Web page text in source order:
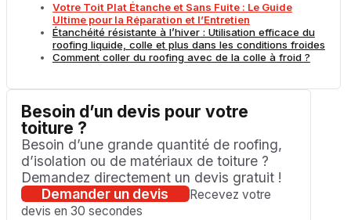
Votre Toit Plat Étanche et Sans Fuite : Le Guide
Ultime pour la Réparation et l’Entretien
Étanchéité résistante à l’hiver : Utilisation efficace du
roofing liquide, colle et plus dans les conditions froides
Comment coller du roofing avec de la colle à froid ?
Besoin d’un devis pour votre
toiture ?
Besoin d’une grande quantité de roofing,
d’isolation ou de matériaux de toiture ?
Demandez directement un devis gratuit !
Demander un devis
Recevez votre
devis en 30 secondes